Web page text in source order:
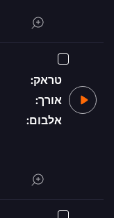
טראק:
אורך:
אלבום: